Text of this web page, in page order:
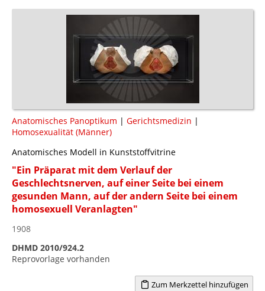
Anatomisches Panoptikum | Gerichtsmedizin |
Homosexualität (Männer)
Anatomisches Modell in Kunststoffvitrine
"Ein Präparat mit dem Verlauf der
Geschlechtsnerven, auf einer Seite bei einem
gesunden Mann, auf der andern Seite bei einem
homosexuell Veranlagten"
1908
DHMD 2010/924.2
Reprovorlage vorhanden
Zum Merkzettel hinzufügen